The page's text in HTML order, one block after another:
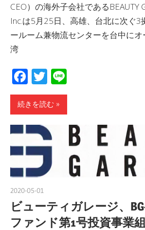
CEO）の海外子会社であるBEAUTY
Inc.は5月25日、高雄、台北に次ぐ3
ールーム兼物流センターを台中に
湾
Facebook
Twitter
続きを読む
2020-05-01
ビューティガレージ、
ファンド第1号投資事業